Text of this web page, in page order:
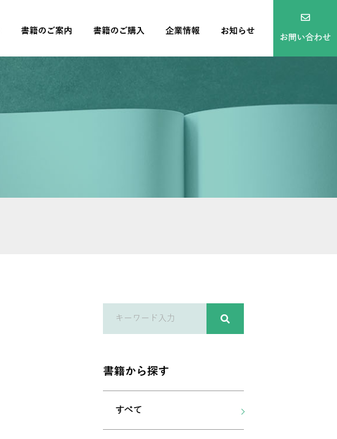
書籍のご案内 書籍のご購入 企業情報 お知らせ
お問い合わせ
書籍から探す
すべて